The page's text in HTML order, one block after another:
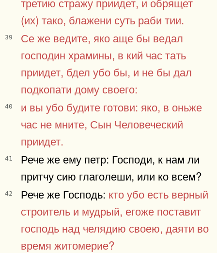
(их) тако, блажени суть раби тии.
39
Се же ведите, яко аще бы ведал
господин храмины, в кий час тать
приидет, бдел убо бы, и не бы дал
подкопати дому своего:
40
и вы убо будите готови: яко, в оньже
час не мните, Сын Человеческий
приидет.
41
Рече же ему петр: Господи, к нам ли
притчу сию глаголеши, или ко всем?
42 Рече же Господь: кто убо есть верный
строитель и мудрый, егоже поставит
господь над челядию своею, даяти во
время житомерие?